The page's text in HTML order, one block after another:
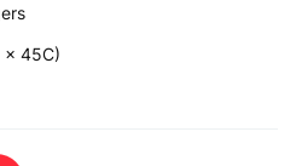
x 45C)